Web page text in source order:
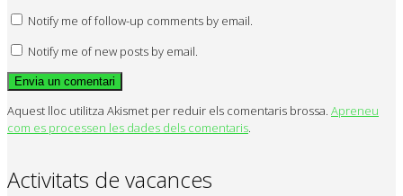
Notify me of follow-up comments by email.
Notify me of new posts by email.
Aquest lloc utilitza Akismet per reduir els comentaris brossa. Apreneu
com es processen les dades dels comentaris.
Activitats de vacances